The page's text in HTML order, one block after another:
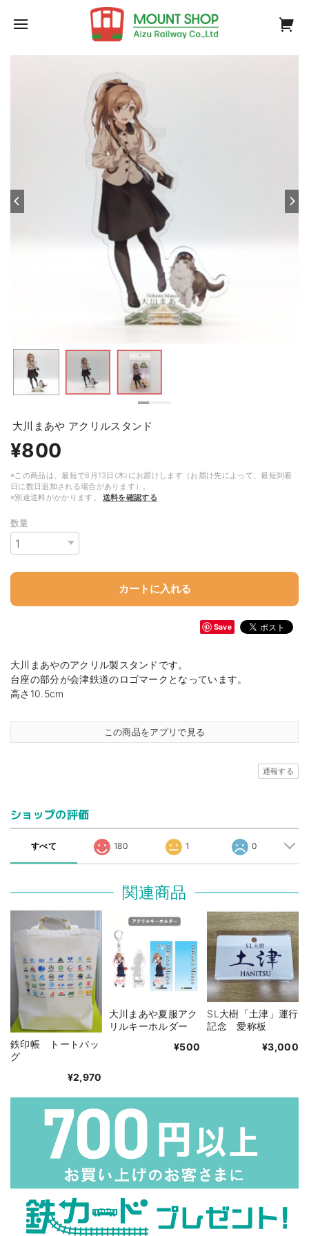
大川まあや アクリルスタンド
¥800
※この商品は、最短で8月13日(木)にお届けします（お届け先によって、最短到着
日に数日追加される場合があります）。
※別途送料がかかります。
送料を確認する
数量
カートに入れる
Save
大川まあやのアクリル製スタンドです。
台座の部分が会津鉄道のロゴマークとなっています。
高さ10.5cm
この商品をアプリで見る
通報する
ショップの評価
すべて 180 1 0
関連商品
鉄印帳 トートバッ
グ
¥2,970
大川まあや夏服アク
リルキーホルダー
¥500
SL大樹「土津」運行
記念 愛称板
¥3,000